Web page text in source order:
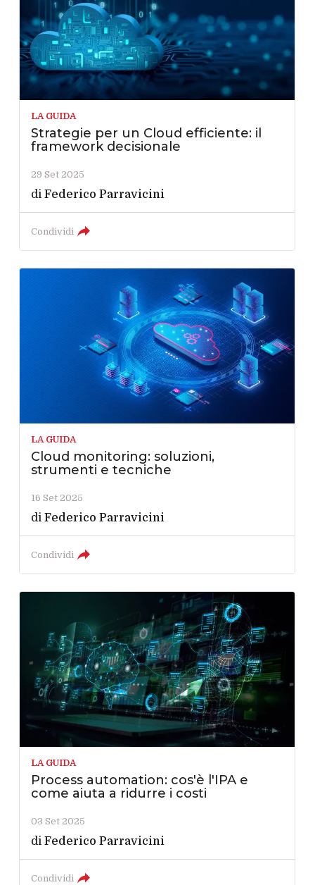
LA GUIDA
Strategie per un Cloud efficiente: il
framework decisionale
29 Set 2025
diFederico Parravicini
Condividi
LA GUIDA
Cloud monitoring: soluzioni,
strumenti e tecniche
16 Set 2025
diFederico Parravicini
Condividi
LA GUIDA
Process automation: cos'è l'IPA e
come aiuta a ridurre i costi
03 Set 2025
diFederico Parravicini
Condividi